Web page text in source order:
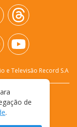
e Televisão Record S.A
de
.